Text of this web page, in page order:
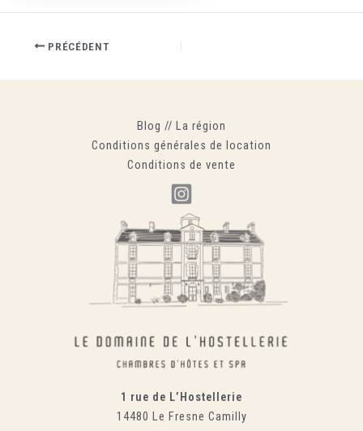
PRÉCÉDENT
Blog // La région
Conditions générales de location
Conditions de vente
1 rue de L’Hostellerie
14480 Le Fresne Camilly